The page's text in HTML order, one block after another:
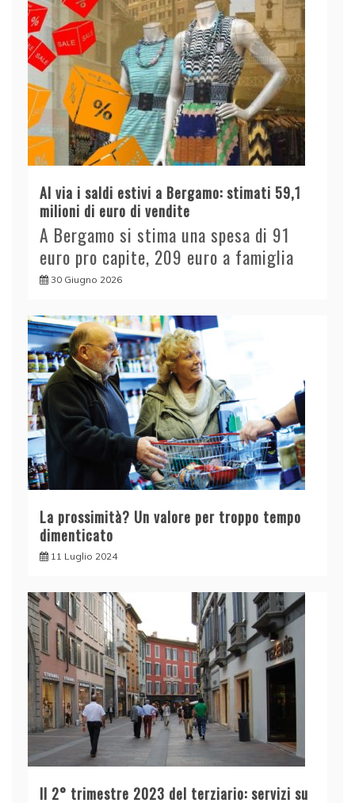
Al via i saldi estivi a Bergamo: stimati 59,1
milioni di euro di vendite
A Bergamo si stima una spesa di 91
euro pro capite, 209 euro a famiglia
30 Giugno 2026
La prossimità? Un valore per troppo tempo
dimenticato
11 Luglio 2024
Il 2° trimestre 2023 del terziario: servizi su